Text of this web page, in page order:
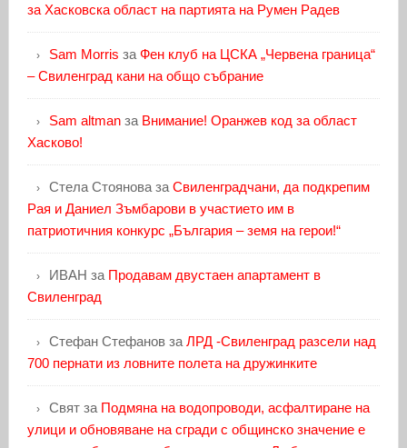
за Хасковска област на партията на Румен Радев
Sam Morris за Фен клуб на ЦСКА „Червена граница“
– Свиленград кани на общо събрание
Sam altmanза Внимание! Оранжев код за област
Хасково!
Стела Стояноваза Свиленградчани, да подкрепим
Рая и Даниел Зъмбарови в участието им в
патриотичния конкурс „България – земя на герои!“
ИВАН за Продавам двустаен апартамент в
Свиленград
Стефан Стефановза ЛРД -Свиленград разсели над
700 пернати из ловните полета на дружинките
Святза Подмяна на водопроводи, асфалтиране на
улици и обновяване на сгради с общинско значение е